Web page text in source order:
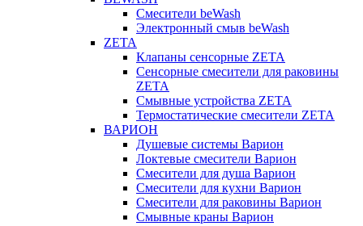
Смесители beWash
Электронный смыв beWash
ZETA
Клапаны сенсорные ZETA
Сенсорные смесители для раковины
ZETA
Смывные устройства ZETA
Термостатические смесители ZETA
ВАРИОН
Душевые системы Варион
Локтевые смесители Варион
Смесители для душа Варион
Смесители для кухни Варион
Смесители для раковины Варион
Смывные краны Варион